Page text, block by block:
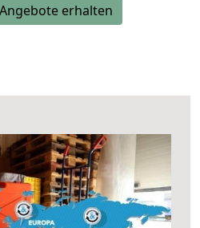
erhalten